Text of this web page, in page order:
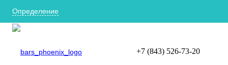
Определение
Вход
+7 (843) 526-73-20